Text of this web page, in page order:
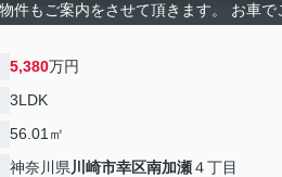
件もご案内をさせて頂きます。 お車で
5,380万円
3LDK
56.01㎡
神奈川県川崎市幸区南加瀬４丁目